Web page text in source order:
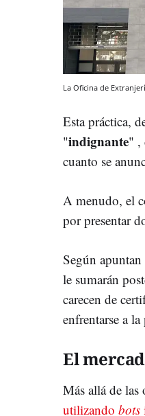
La Oficina de
Esta práctica,
"indignante" ,
cuanto se
A menudo, el
por presentar
Según
le sumarán
carecen de
enfrentarse a
El
Más allá de las
utilizando bots